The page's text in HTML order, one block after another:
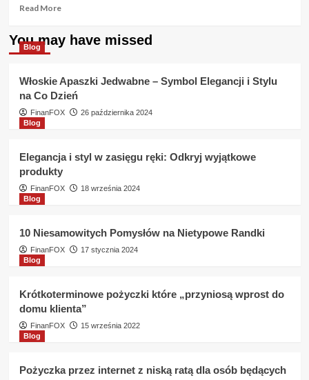
Read MoreRead
about
Pożyczka
w
KASA
Wspólnota
?
You may have missed
Blog
Włoskie Apaszki Jedwabne – Symbol Elegancji i Stylu
na Co Dzień
FinanFOX
26 października 2024
Blog
Elegancja i styl w zasięgu ręki: Odkryj wyjątkowe
produkty
FinanFOX
18 września 2024
Blog
10 Niesamowitych Pomysłów na Nietypowe Randki
FinanFOX
17 stycznia 2024
Blog
Krótkoterminowe pożyczki które „przyniosą wprost do
domu klienta”
FinanFOX
15 września 2022
Blog
Pożyczka przez internet z niską ratą dla osób będących